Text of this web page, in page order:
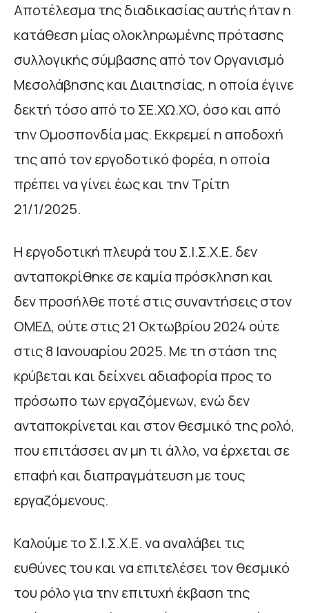
Αποτέλεσμα της διαδικασίας αυτής ήταν η
κατάθεση μίας ολοκληρωμένης πρότασης
συλλογικής σύμβασης από τον Οργανισμό
Μεσολάβησης και Διαιτησίας, η οποία έγινε
δεκτή τόσο από το ΣΕ.ΧΩ.ΧΟ, όσο και από
την Ομοσπονδία μας. Εκκρεμεί η αποδοχή
της από τον εργοδοτικό φορέα, η οποία
πρέπει να γίνει έως και την Τρίτη
21/1/2025.
Η εργοδοτική πλευρά του Σ.Ι.Σ.Χ.Ε. δεν
ανταποκρίθηκε σε καμία πρόσκληση και
δεν προσήλθε ποτέ στις συναντήσεις στον
ΟΜΕΔ, ούτε στις 21 Οκτωβρίου 2024 ούτε
στις 8 Ιανουαρίου 2025. Με τη στάση της
κρύβεται και δείχνει αδιαφορία προς το
πρόσωπο των εργαζόμενων, ενώ δεν
ανταποκρίνεται και στον θεσμικό της ρολό,
που επιτάσσει αν μη τι άλλο, να έρχεται σε
επαφή και διαπραγμάτευση με τους
εργαζόμενους.
Καλούμε το Σ.Ι.Σ.Χ.Ε. να αναλάβει τις
ευθύνες του και να επιτελέσει τον θεσμικό
του ρόλο για την επιτυχή έκβαση της